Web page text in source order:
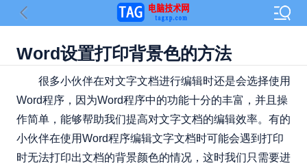
Word设置打印背景色的方法
很多小伙伴在对文字文档进行编辑时还是会选择使用
Word程序，因为Word程序中的功能十分的丰富，并且操
作简单，能够帮助我们提高对文字文档的编辑效率。有的
小伙伴在使用Word程序编辑文字文档时可能会遇到打印
时无法打印出文档的背景颜色的情况，这时我们只需要进